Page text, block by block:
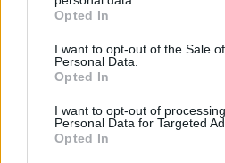
grant or deny consent to Google
use your data for below specified
consent section.
Opted In
I want to opt-out of the Sale
Personal Data.
Opted In
I want to opt-out of
Personal Data for Targeted
Opted In